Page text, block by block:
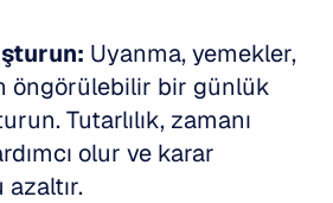
Uyanma, yemekler,
öngörülebilir bir günlük
Tutarlılık, zamanı
olur ve karar